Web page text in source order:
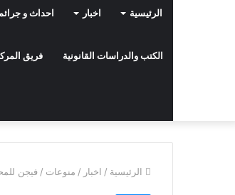
الرئيسية اخبار احداث و
الكتب والدراسات القانونية فريق
الرئيسية / اخبار / منوعات / فيجن